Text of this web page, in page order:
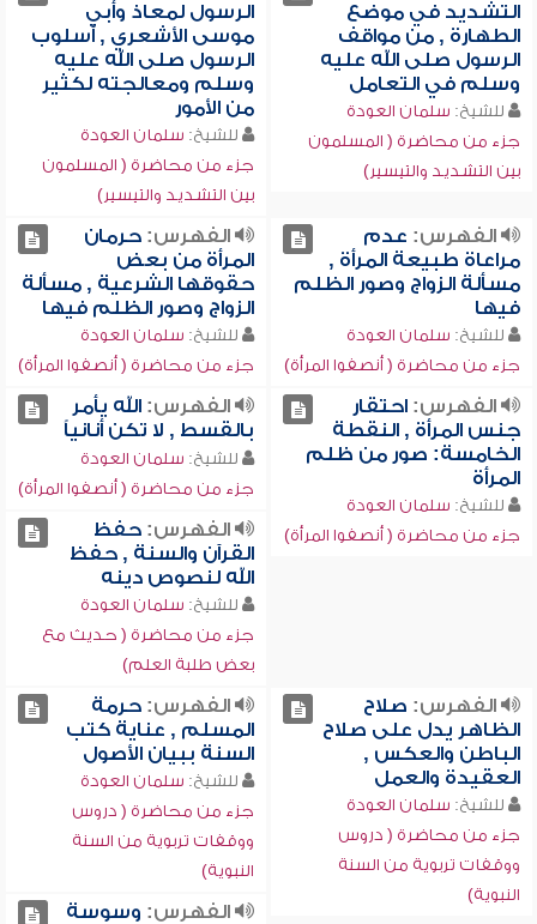
التشديد في موضع
الطهارة , من مواقف
الرسول صلى الله عليه
وسلم في التعامل
للشيخ: سلمان العودة
جزء من محاضرة ( المسلمون
بين التشديد والتيسير)
الرسول لمعاذ وأبي
موسى الأشعري , أسلوب
الرسول صلى الله عليه
وسلم ومعالجته لكثير
من الأمور
للشيخ: سلمان العودة
جزء من محاضرة ( المسلمون
بين التشديد والتيسير)
الفهرس: عدم
مراعاة طبيعة المرأة ,
مسألة الزواج وصور الظلم
فيها
للشيخ: سلمان العودة
جزء من محاضرة ( أنصفوا المرأة)
الفهرس:حرمان
المرأة من بعض
حقوقها الشرعية , مسألة
الزواج وصور الظلم فيها
للشيخ: سلمان العودة
جزء من محاضرة ( أنصفوا المرأة)
الفهرس:احتقار
جنس المرأة , النقطة
الخامسة: صور من ظلم
المرأة
للشيخ: سلمان العودة
جزء من محاضرة ( أنصفوا المرأة)
الفهرس:الله يأمر
بالقسط , لا تكن أنانياً
للشيخ: سلمان العودة
جزء من محاضرة ( أنصفوا المرأة)
الفهرس:حفظ
القرآن والسنة , حفظ
الله لنصوص دينه
للشيخ: سلمان العودة
جزء من محاضرة ( حديث مع
بعض طلبة العلم)
الفهرس: صلاح
الظاهر يدل على صلاح
الباطن والعكس ,
العقيدة والعمل
للشيخ: سلمان العودة
جزء من محاضرة ( دروس
ووقفات تربوية من السنة
النبوية)
الفهرس:حرمة
المسلم , عناية كتب
السنة ببيان الأصول
للشيخ: سلمان العودة
جزء من محاضرة ( دروس
ووقفات تربوية من السنة
النبوية)
الفهرس: وسوسة